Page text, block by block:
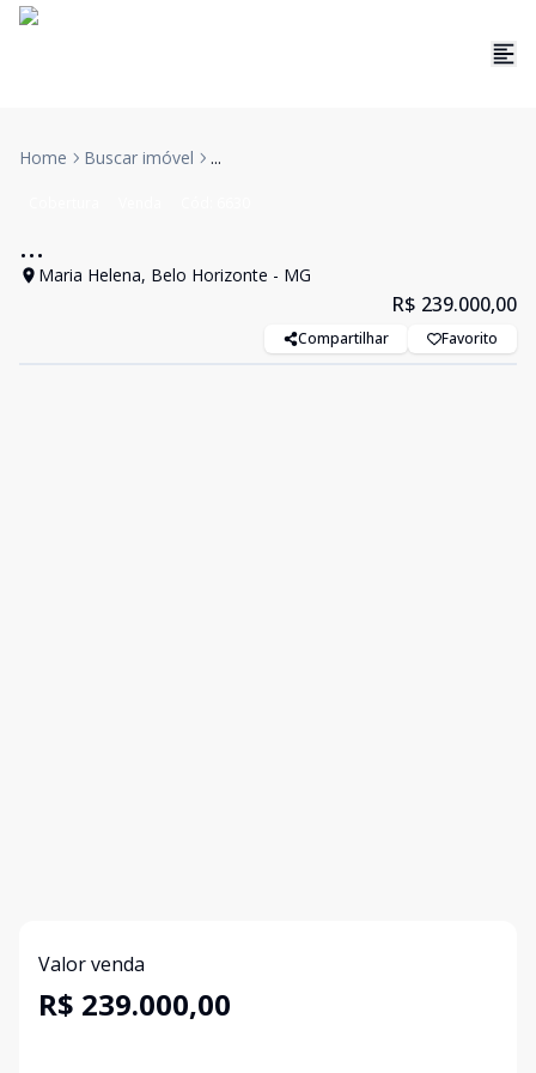
Home Buscar imóvel ...
...
Maria Helena, Belo Horizonte - MG
R$ 239.000,00
Compartilhar Favorito
Valor venda
R$ 239.000,00